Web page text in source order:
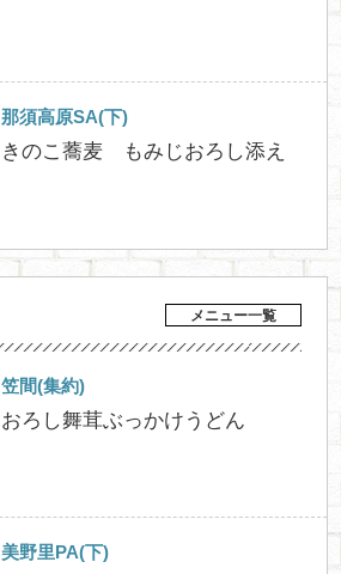
那須高原SA(下)
きのこ蕎麦 もみじおろし添え
メニュー一覧
笠間(集約)
おろし舞茸ぶっかけうどん
美野里PA(下)